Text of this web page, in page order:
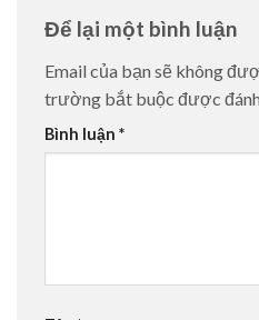
Để lại một bình luận
Email của bạn sẽ không
trường bắt buộc được
Bình luận *